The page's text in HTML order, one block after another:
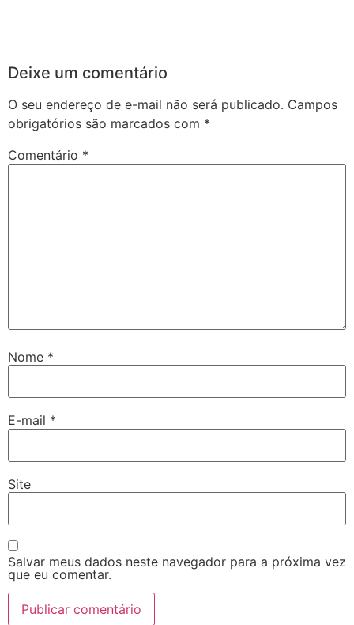
Deixe um comentário
O seu endereço de e-mail não será publicado. Campos
obrigatórios são marcados com *
Comentário *
Nome *
E-mail *
Site
Salvar meus dados neste navegador para a próxima vez
que eu comentar.